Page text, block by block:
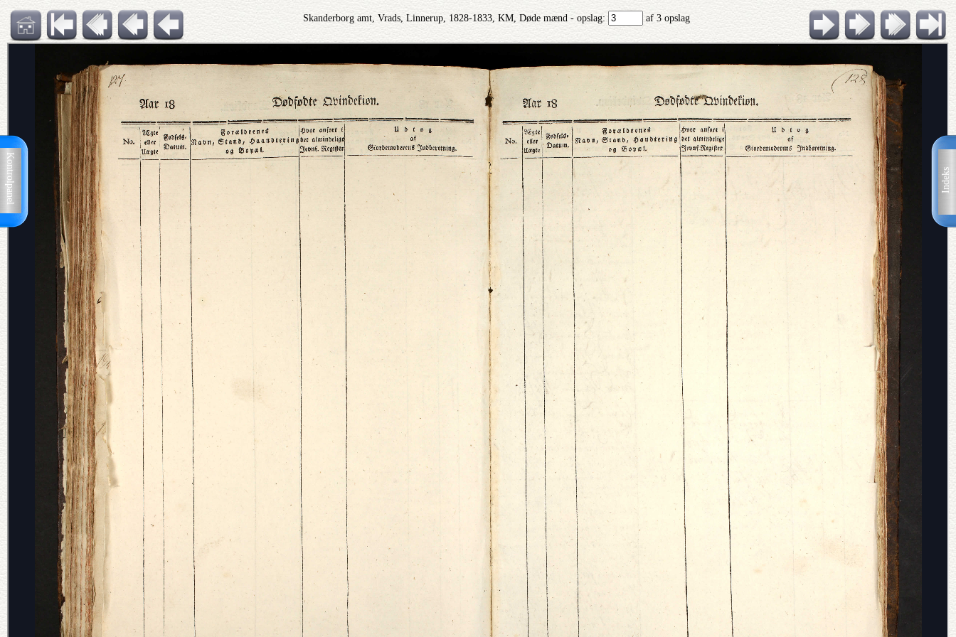
Indeks
Kontrolpanel
Skanderborg amt, Vrads, Linnerup, 1828-1833, KM, Døde mænd - opslag: af 3 opslag